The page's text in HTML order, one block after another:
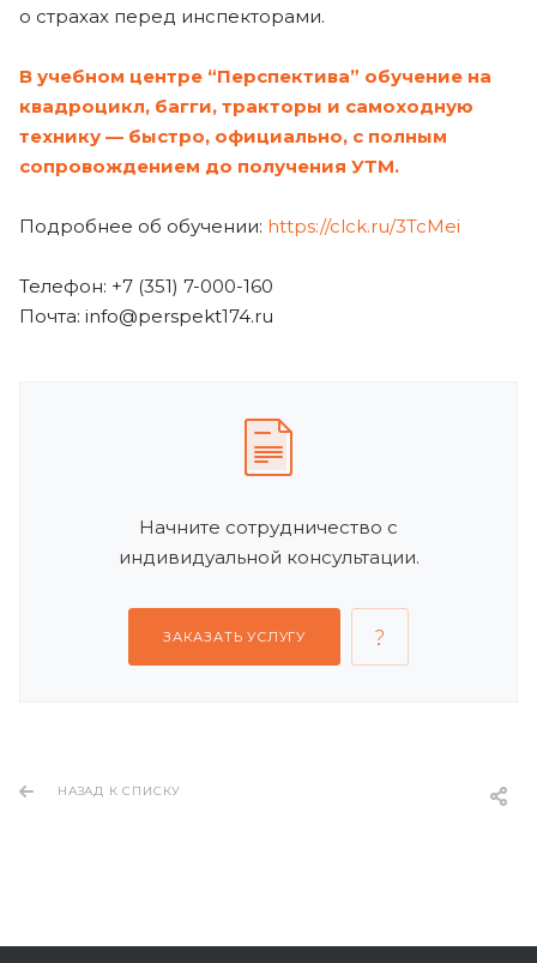
о страхах перед инспекторами.
В учебном центре “Перспектива” обучение на
квадроцикл, багги, тракторы и самоходную
технику — быстро, официально, с полным
сопровождением до получения УТМ.
Подробнее об обучении: https://clck.ru/3TcMei
Телефон: +7 (351) 7-000-160
Почта: info@perspekt174.ru
Начните сотрудничество с
индивидуальной консультации.
ЗАКАЗАТЬ УСЛУГУ
НАЗАД К СПИСКУ